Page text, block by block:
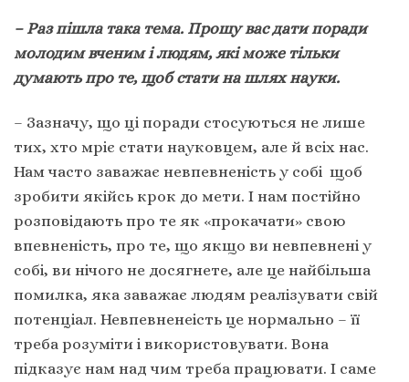
– Раз пішла така тема. Прошу вас дати поради
молодим вченим і людям, які може тільки
думають про те, щоб стати на шлях науки.
– Зазначу, що ці поради стосуються не лише
тих, хто мріє стати науковцем, але й всіх нас.
Нам часто заважає невпевненість у собі щоб
зробити якійсь крок до мети. І нам постійно
розповідають про те як «прокачати» свою
впевненість, про те, що якщо ви невпевнені у
собі, ви нічого не досягнете, але це найбільша
помилка, яка заважає людям реалізувати свій
потенціал. Невпевненеість це нормально – її
треба розуміти і використовувати. Вона
підказує нам над чим треба працювати. І саме